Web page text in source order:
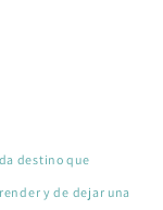
destino que
y de dejar una